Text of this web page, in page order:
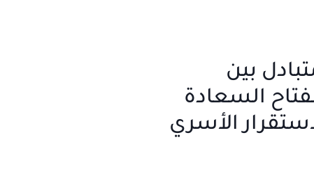
بين
السعادة
الأسري